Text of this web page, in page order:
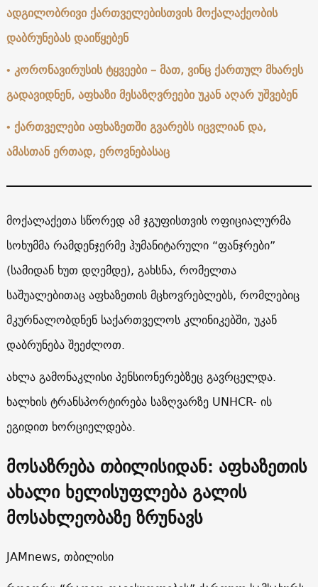
ადგილობრივი ქართველებისთვის მოქალაქეობის
დაბრუნებას დაიწყებენ
• კორონავირუსის ტყვეები – მათ, ვინც ქართულ მხარეს
გადავიდნენ, აფხაზი მესაზღვრეები უკან აღარ უშვებენ
• ქართველები აფხაზეთში გვარებს იცვლიან და,
ამასთან ერთად, ეროვნებასაც
მოქალაქეთა სწორედ ამ ჯგუფისთვის ოფიციალურმა
სოხუმმა რამდენჯერმე ჰუმანიტარული “ფანჯრები”
(სამიდან ხუთ დღემდე), გახსნა, რომელთა
საშუალებითაც აფხაზეთის მცხოვრებლებს, რომლებიც
მკურნალობდნენ საქართველოს კლინიკებში, უკან
დაბრუნება შეეძლოთ.
ახლა გამონაკლისი პენსიონერებზეც გავრცელდა.
ხალხის ტრანსპორტირება საზღვარზე UNHCR- ის
ეგიდით ხორციელდება.
მოსაზრება თბილისიდან: აფხაზეთის
ახალი ხელისუფლება გალის
მოსახლეობაზე ზრუნავს
JAMnews, თბილისი